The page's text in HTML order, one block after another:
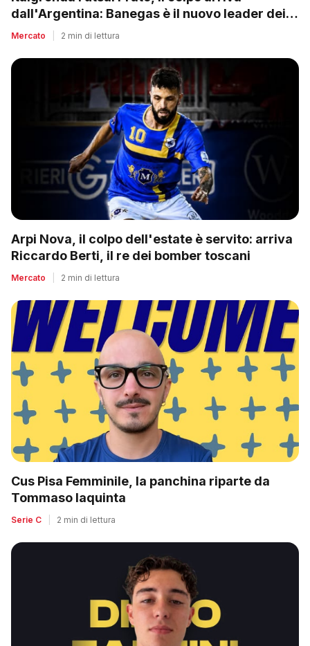
dall'Argentina: Banegas è il nuovo leader dei
biancazzurri
Mercato 2 min di lettura
Arpi Nova, il colpo dell'estate è servito: arriva
Riccardo Berti, il re dei bomber toscani
Mercato 2 min di lettura
Cus Pisa Femminile, la panchina riparte da
Tommaso Iaquinta
Serie C 2 min di lettura